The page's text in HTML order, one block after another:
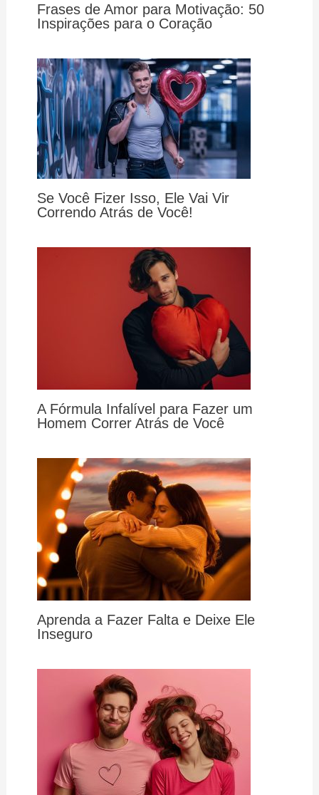
Frases de Amor para Motivação: 50
Inspirações para o Coração
Se Você Fizer Isso, Ele Vai Vir
Correndo Atrás de Você!
A Fórmula Infalível para Fazer um
Homem Correr Atrás de Você
Aprenda a Fazer Falta e Deixe Ele
Inseguro